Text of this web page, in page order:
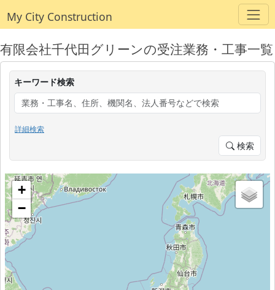
My City Construction
有限会社千代田グリーンの受注業務・工事一覧
キーワード検索
詳細検索
検索
+
−